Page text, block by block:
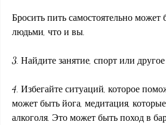
Бросить пить самостоятельно
людьми, что и вы.
3. Найдите занятие, спорт или другое
4. Избегайте ситуаций, которое
может быть йога, медитация,
алкоголя. Это может быть поход в